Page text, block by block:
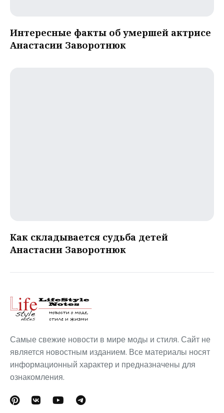
Интересные факты об умершей актрисе
Анастасии Заворотнюк
Как складывается судьба детей
Анастасии Заворотнюк
Самые свежие новости в мире моды и стиля. Сайт не
является новостным изданием. Все материалы носят
информационный характер и предназначены для
ознакомления.